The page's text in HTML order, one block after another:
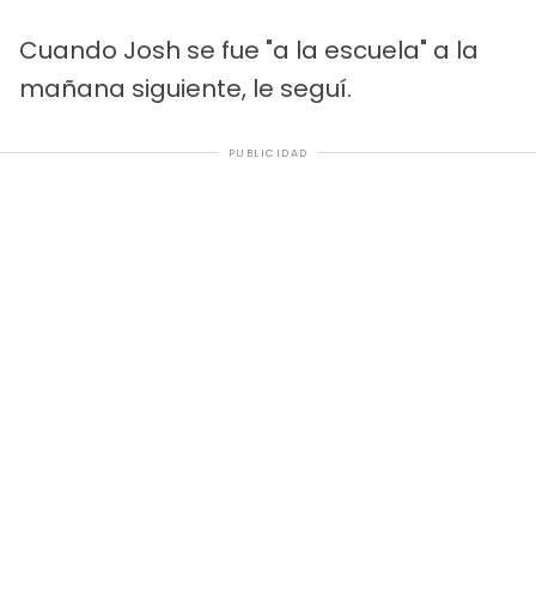
Cuando Josh se fue "a la escuela" a la
mañana siguiente, le seguí.
PUBLICIDAD